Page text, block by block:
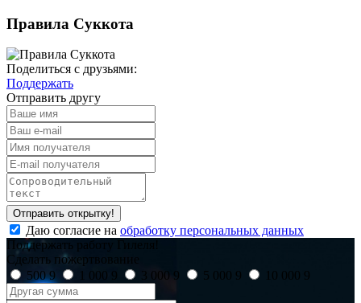
Правила Суккота
Поделиться с друзьями:
Поддержать
Отправить другу
Отправить открытку!
Даю согласие на обработку персональных данных
Поддержать работу Гилеля!
Сделать пожертвование
5009 1 000 9 3 000 9 5 000 9 10 000 9